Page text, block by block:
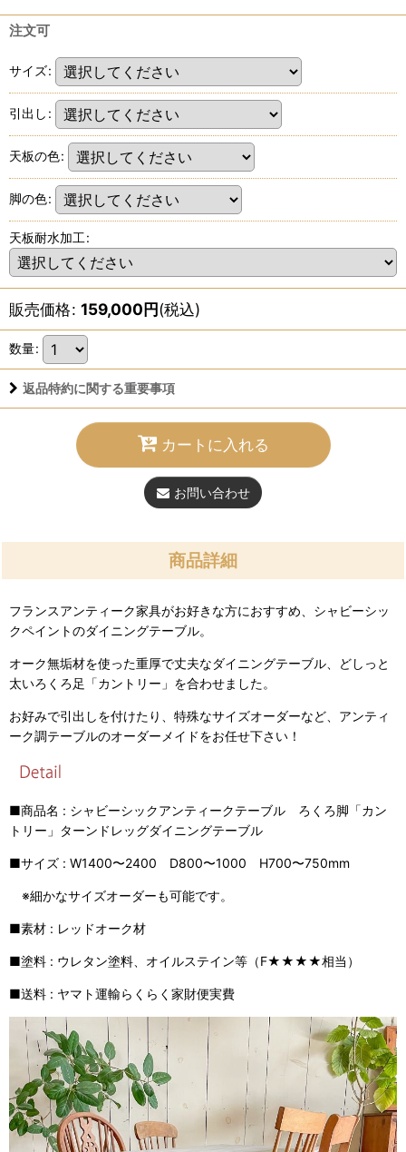
注文可
サイズ:
引出し :
天板の色:
脚の色:
天板耐水加工:
販売価格: 159,000円(税込)
数量:
返品特約に関する重要事項
カートに入れる
お問い合わせ
商品詳細
フランスアンティーク家具がお好きな方におすすめ、シャビーシッ
クペイントのダイニングテーブル。
オーク無垢材を使った重厚で丈夫なダイニングテーブル、どしっと
太いろくろ足「カントリー」を合わせました。
お好みで引出しを付けたり、特殊なサイズオーダーなど、アンティ
ーク調テーブルのオーダーメイドをお任せ下さい！
■商品名 : シャビーシックアンティークテーブル ろくろ脚「カン
トリー」ターンドレッグダイニングテーブル
■サイズ : W1400〜2400 D800〜1000 H700〜750mm
※細かなサイズオーダーも可能です。
■素材 : レッドオーク材
■塗料 : ウレタン塗料、オイルステイン等（F★★★★相当）
■送料 : ヤマト運輸らくらく家財便実費